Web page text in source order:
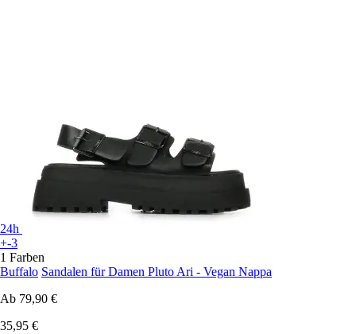
24h
+-3
1 Farben
Buffalo Sandalen für Damen Pluto Ari - Vegan Nappa
Ab 79,90 €
35,95 €